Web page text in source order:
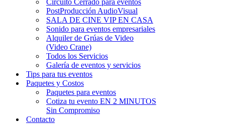
Circuito Cerrado para eventos
PostProducción AudioVisual
SALA DE CINE VIP EN CASA
Sonido para eventos empresariales
Alquiler de Grúas de Video
(Video Crane)
Todos los Servicios
Galería de eventos y servicios
Tips para tus eventos
Paquetes y Costos
Paquetes para eventos
Cotiza tu evento EN 2 MINUTOS
Sin Compromiso
Contacto